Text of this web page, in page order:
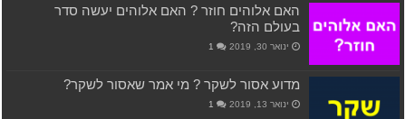
האם אלוהים חוזר ? האם אלוהים יעשה סדר
בעולם הזה?
ינואר 30, 2019 1
מדוע אסור לשקר ? מי אמר שאסור לשקר?
ינואר 13, 2019 1